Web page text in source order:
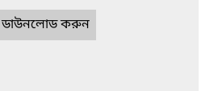
ডাউনলোড করুন